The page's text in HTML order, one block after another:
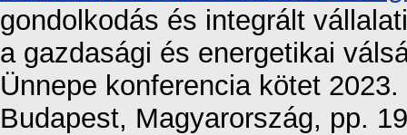
gondolkodás és integrált
a gazdasági és energetikai
Ünnepe konferencia kötet
Budapest, Magyarország, pp.